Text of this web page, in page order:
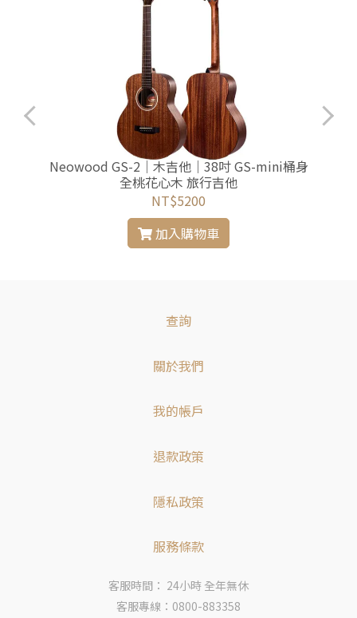
Neowood GS-2｜木吉他｜38吋 GS-mini桶身
全桃花心木 旅行吉他
NT$5200
加入購物車
查詢
關於我們
我的帳戶
退款政策
隱私政策
服務條款
客服時間： 24小時 全年無休
客服專線：0800-883358